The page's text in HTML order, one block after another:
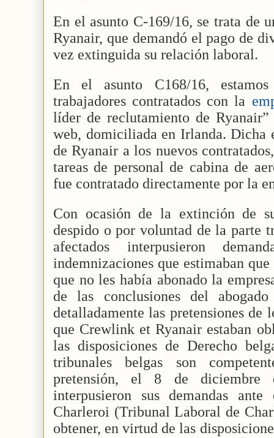
En el asunto C-169/16, se trata de
Ryanair, que demandó el pago de
vez extinguida su relación laboral.
En el asunto C168/16,
trabajadores contratados con la
líder de reclutamiento de
web, domiciliada en Irlanda. Dicha
de Ryanair a los nuevos
tareas de personal de cabina de
fue contratado directamente por la
Con ocasión de la extinción de
despido o por voluntad de la parte
afectados interpusieron
indemnizaciones que estimaban
que no les había abonado la
de las conclusiones del
detalladamente las pretensiones de
que Crewlink et Ryanair estaban
las disposiciones de Derecho
tribunales belgas son
pretensión, el 8 de diciembre
interpusieron sus demandas
Charleroi (Tribunal Laboral de
obtener, en virtud de las